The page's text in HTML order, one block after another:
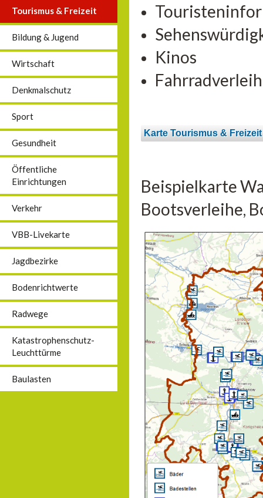
Tourismus & Freizeit
Bildung & Jugend
Wirtschaft
Denkmalschutz
Sport
Gesundheit
Öffentliche
Einrichtungen
Verkehr
VBB-Livekarte
Jagdbezirke
Bodenrichtwerte
Radwege
Katastrophenschutz-
Leuchttürme
Baulasten
Kinos
Karte Tourismus & Freizeit
Beispielkarte
Bootsverleihe,